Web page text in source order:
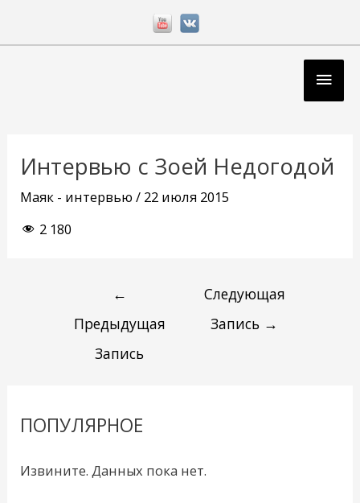
Интервью с Зоей Недогодой
Маяк - интервью / 22 июля 2015
2 180
записям
←
Предыдущая
Запись
Следующая
Запись →
ПОПУЛЯРНОЕ
Извините. Данных пока нет.